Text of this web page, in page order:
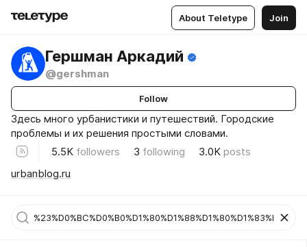
About Teletype Join
Гершман Аркадий
@gershman
Follow
Здесь много урбанистики и путешествий. Городские
проблемы и их решения простыми словами.
5.5K followers 3 following 3.0K posts
urbanblog.ru